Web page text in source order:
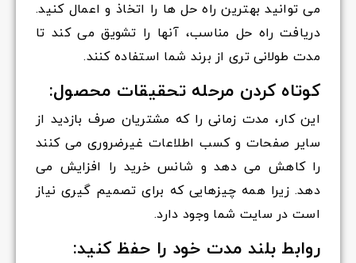
می توانید بهترین راه حل ها را اتخاذ و اعمال کنید.
دریافت راه حل مناسب، آنها را تشویق می کند تا
مدت طولانی تری از برند شما استفاده کنند.
کوتاه کردن مرحله تحقیقات محصول:
این کار، مدت زمانی را که مشتریان صرف بازدید از
سایر صفحات و کسب اطلاعات غیرضروری می کنند
را کاهش می دهد و شانس خرید را افزایش می
دهد. زیرا همه چیزهایی که برای تصمیم گیری نیاز
است در سایت شما وجود دارد.
روابط بلند مدت خود را حفظ کنید: